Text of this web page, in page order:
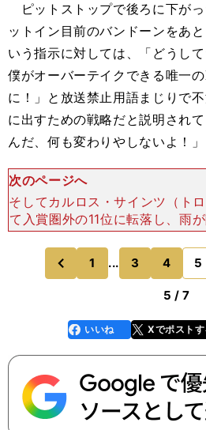
ピットストップで後ろに下が
ットイン目前のバンドーンをあ
いう指示に対しては、「どうし
僕がオーバーテイクできる唯一
に！」と放送禁止用語まじりで
に出すための戦略だと説明され
んだ、何も変わりやしないよ！
次のページへ
そしてカルロス・サインツ（ト
て入賞圏外の11位に転落し、雨
かと確認した直後、アロンソは
ム、エンジンプロブレム」と言
タイア。パワー
前
1 ... 3 4 5のページへ
5 / 7
faceboo
k
いいね Xでポストす